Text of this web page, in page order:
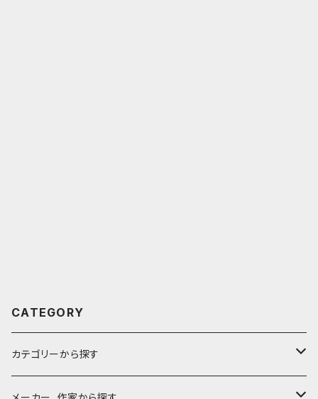
CATEGORY
カテゴリーから探す
鉛筆